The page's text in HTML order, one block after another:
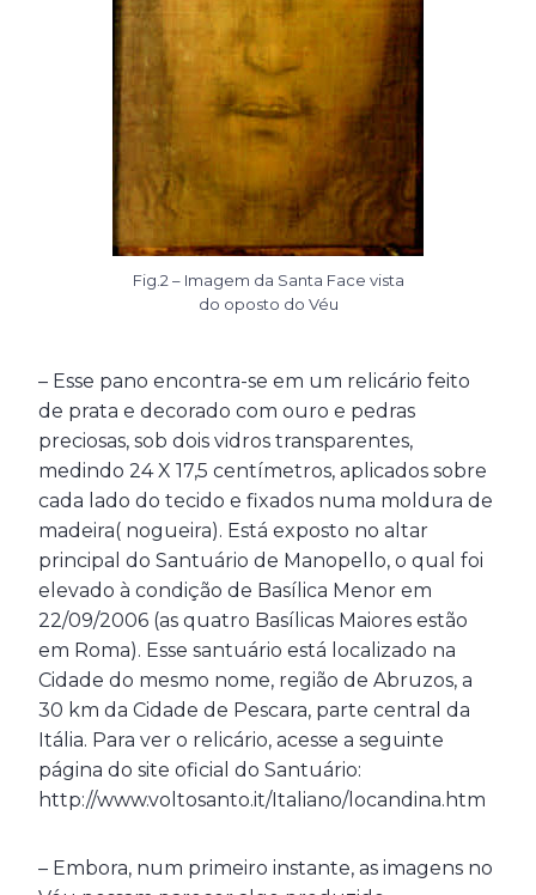
Fig.2 – Imagem da Santa Face vista
do oposto do Véu
– Esse pano encontra-se em um relicário feito
de prata e decorado com ouro e pedras
preciosas, sob dois vidros transparentes,
medindo 24 X 17,5 centímetros, aplicados sobre
cada lado do tecido e fixados numa moldura de
madeira( nogueira). Está exposto no altar
principal do Santuário de Manopello, o qual foi
elevado à condição de Basílica Menor em
22/09/2006 (as quatro Basílicas Maiores estão
em Roma). Esse santuário está localizado na
Cidade do mesmo nome, região de Abruzos, a
30 km da Cidade de Pescara, parte central da
Itália. Para ver o relicário, acesse a seguinte
página do site oficial do Santuário:
http://www.voltosanto.it/Italiano/locandina.htm
– Embora, num primeiro instante, as imagens no